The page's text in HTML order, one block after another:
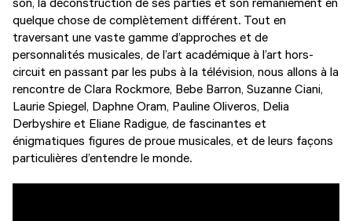
quelque chose de complètement différent. Tout en
traversant une vaste gamme d’approches et de
personnalités musicales, de l’art académique à l’art hors-
circuit en passant par les pubs à la télévision, nous allons à la
rencontre de Clara Rockmore, Bebe Barron, Suzanne Ciani,
Laurie Spiegel, Daphne Oram, Pauline Oliveros, Delia
Derbyshire et Eliane Radigue, de fascinantes et
énigmatiques figures de proue musicales, et de leurs façons
particulières d’entendre le monde.